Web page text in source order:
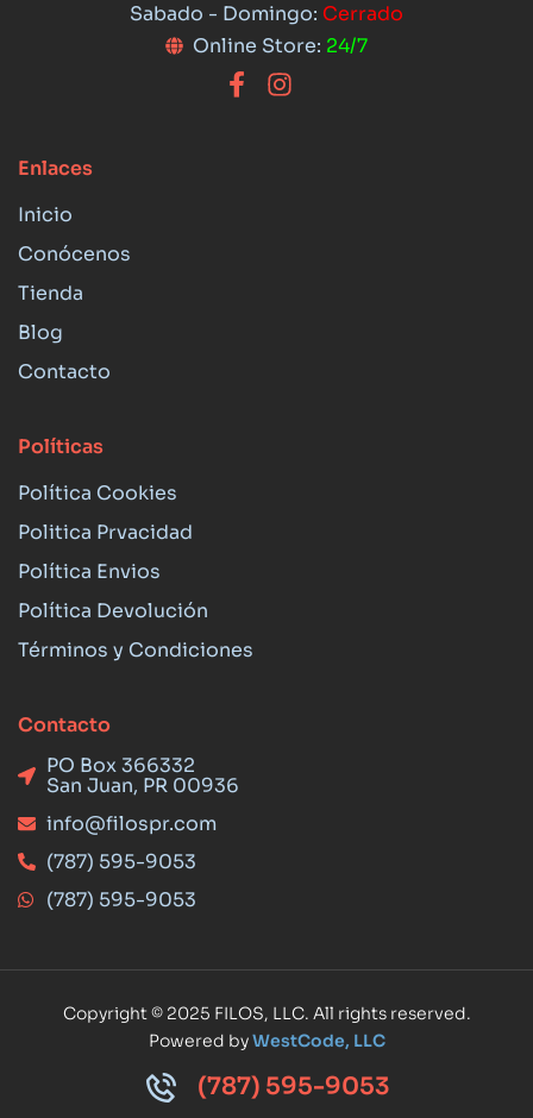
Sabado - Domingo: Cerrado
Online Store: 24/7
Enlaces
Inicio
Conócenos
Tienda
Blog
Contacto
Políticas
Política Cookies
Politica Prvacidad
Política Envios
Política Devolución
Términos y Condiciones
Contacto
PO Box 366332
San Juan, PR 00936
info@filospr.com
(787) 595-9053
(787) 595-9053
Copyright © 2025 FILOS, LLC. All rights reserved.
Powered byWestCode, LLC
(787) 595-9053